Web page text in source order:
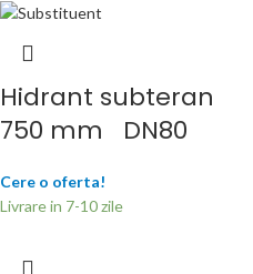
Hidrant subteran
750 mm DN80
Cere o oferta!
Livrare in 7-10 zile